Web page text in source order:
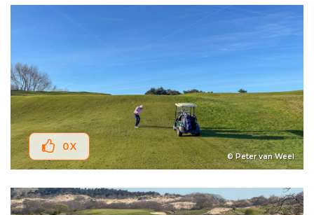
© Peter van Weel
0X